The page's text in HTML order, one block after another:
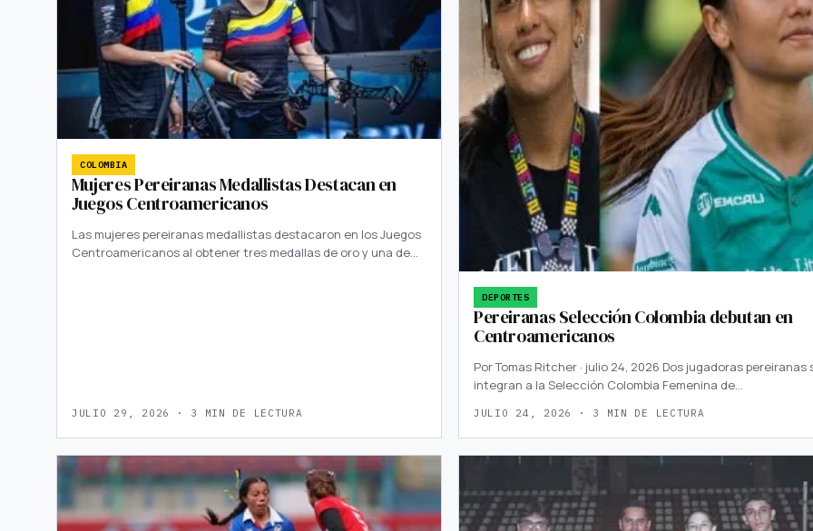
COLOMBIA
Mujeres Pereiranas Medallistas Destacan en
Juegos Centroamericanos
Las mujeres pereiranas medallistas destacaron en los Juegos
Centroamericanos al obtener tres medallas de oro y una de…
JULIO 29, 2026 · 3 MIN DE LECTURA
DEPORTES
Pereiranas Selección Colombia debutan en
Centroamericanos
Por Tomas Ritcher · julio 24, 2026 Dos jugadoras pereiranas
integran a la Selección Colombia Femenina de…
JULIO 24, 2026 · 3 MIN DE LECTURA